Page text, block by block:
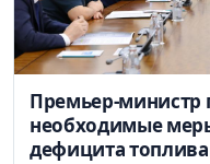
Премьер-министр
необходимые
дефицита топлива